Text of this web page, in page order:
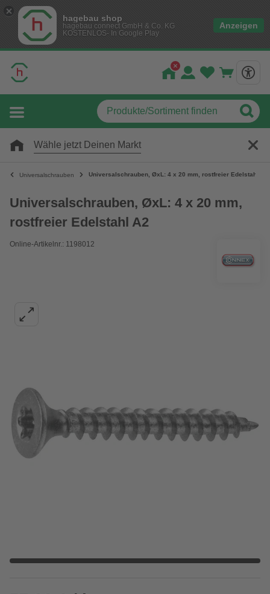
hagebau shop
hagebau connect GmbH & Co. KG
KOSTENLOS- In Google Play
Anzeigen
Wähle jetzt Deinen Markt
Universalschrauben Universalschrauben, ØxL: 4 x 20 mm, rostfreier Edelstahl A2
Universalschrauben, ØxL: 4 x 20 mm,
rostfreier Edelstahl A2
Online-Artikelnr.: 1198012